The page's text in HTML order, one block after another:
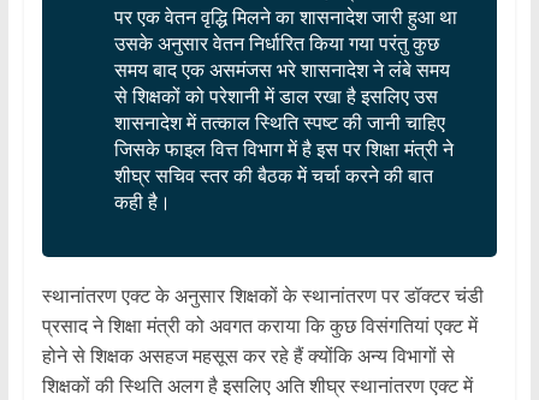
पर एक वेतन वृद्धि मिलने का शासनादेश जारी हुआ था
उसके अनुसार वेतन निर्धारित किया गया परंतु कुछ
समय बाद एक असमंजस भरे शासनादेश ने लंबे समय
से शिक्षकों को परेशानी में डाल रखा है इसलिए उस
शासनादेश में तत्काल स्थिति स्पष्ट की जानी चाहिए
जिसके फाइल वित्त विभाग में है इस पर शिक्षा मंत्री ने
शीघ्र सचिव स्तर की बैठक में चर्चा करने की बात
कही है।
स्थानांतरण एक्ट के अनुसार शिक्षकों के स्थानांतरण पर डॉक्टर चंडी
प्रसाद ने शिक्षा मंत्री को अवगत कराया कि कुछ विसंगतियां एक्ट में
होने से शिक्षक असहज महसूस कर रहे हैं क्योंकि अन्य विभागों से
शिक्षकों की स्थिति अलग है इसलिए अति शीघ्र स्थानांतरण एक्ट में